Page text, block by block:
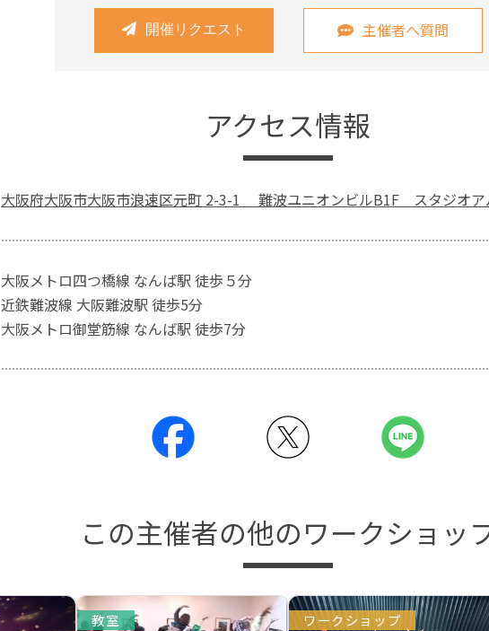
開催リクエスト 主催者へ質問
アクセス情報
大阪府大阪市大阪市浪速区元町 2-3-1 難波ユニオンビルB1F スタジオア
大阪メトロ四つ橋線 なんば駅 徒歩５分
近鉄難波線 大阪難波駅 徒歩5分
大阪メトロ御堂筋線 なんば駅 徒歩7分
この主催者の他のワークショッ
教室 ワークショップ